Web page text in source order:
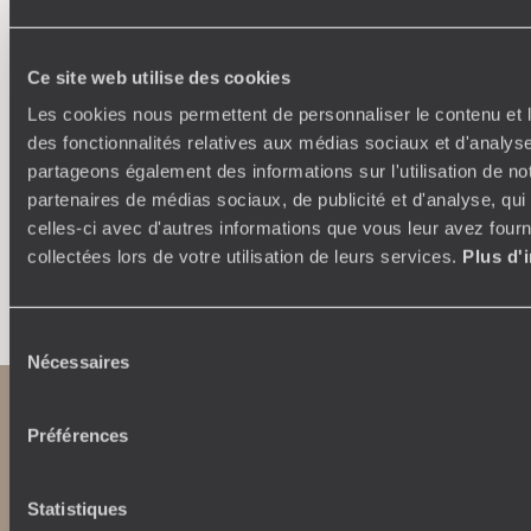
Ce site web utilise des cookies
Les cookies nous permettent de personnaliser le contenu et
des fonctionnalités relatives aux médias sociaux et
partageons également des informations sur l'utilisation de
partenaires de médias sociaux, de publicité et d'analyse,
celles-ci avec d'autres informations que vous leur avez
collectées lors de votre utilisation de leurs services. Plus
du Nécessaires
Préférences
Statistiques
Où je veux
250 conseillers spécialisés par pays et par régions :
inspirent et créent un voyage ultra-personnalisé :
étapes, hébergements, ateliers, rencontres…